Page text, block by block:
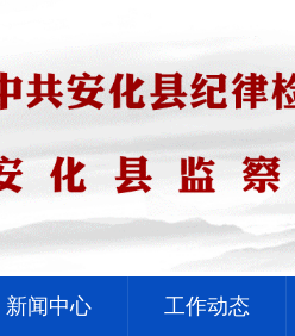
新闻中心 工作动态